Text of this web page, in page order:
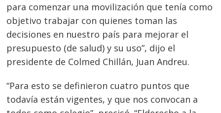
para comenzar una movilización que tenía como
objetivo trabajar con quienes toman las
decisiones en nuestro país para mejorar el
presupuesto (de salud) y su uso”, dijo el
presidente de Colmed Chillán, Juan Andreu.
“Para esto se definieron cuatro puntos que
todavía están vigentes, y que nos convocan a